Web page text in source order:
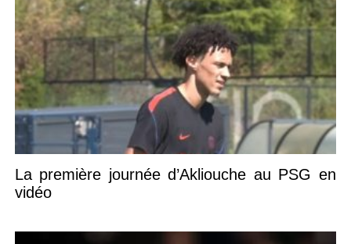
La première journée d’Akliouche au PSG en
vidéo